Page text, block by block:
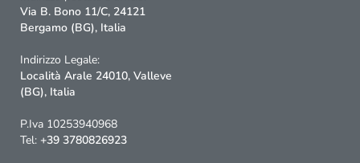
Via B. Bono 11/C, 24121
Bergamo (BG), Italia
Indirizzo Legale:
Località Arale 24010, Valleve
(BG), Italia
P.Iva 10253940968
Tel: +39 3780826923